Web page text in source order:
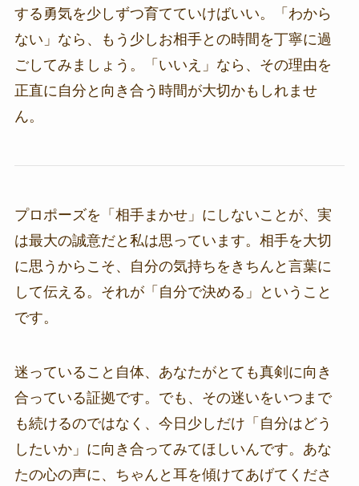
する勇気を少しずつ育てていけばいい。「わから
ない」なら、もう少しお相手との時間を丁寧に過
ごしてみましょう。「いいえ」なら、その理由を
正直に自分と向き合う時間が大切かもしれませ
ん。
プロポーズを「相手まかせ」にしないことが、実
は最大の誠意だと私は思っています。相手を大切
に思うからこそ、自分の気持ちをきちんと言葉に
して伝える。それが「自分で決める」ということ
です。
迷っていること自体、あなたがとても真剣に向き
合っている証拠です。でも、その迷いをいつまで
も続けるのではなく、今日少しだけ「自分はどう
したいか」に向き合ってみてほしいんです。あな
たの心の声に、ちゃんと耳を傾けてあげてくださ